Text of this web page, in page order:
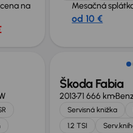
na
Mesačná
od 10 €
Škoda Fabia
201371 666 km
Servisná knižka
1.2 TSI